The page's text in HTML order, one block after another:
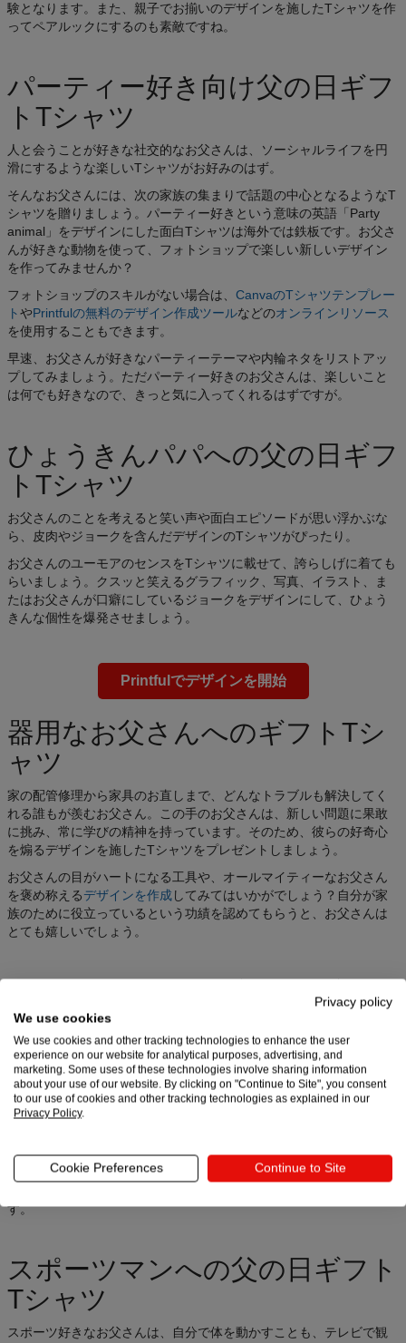
験となります。また、親子でお揃いのデザインを施したTシャツを作
ってペアルックにするのも素敵ですね。
パーティー好き向け父の日ギフ
トTシャツ
人と会うことが好きな社交的なお父さんは、ソーシャルライフを円
滑にするような楽しいTシャツがお好みのはず。
そんなお父さんには、次の家族の集まりで話題の中心となるようなT
シャツを贈りましょう。パーティー好きという意味の英語「Party
animal」をデザインにした面白Tシャツは海外では鉄板です。お父さ
んが好きな動物を使って、フォトショップで楽しい新しいデザイン
を作ってみませんか？
フォトショップのスキルがない場合は、 CanvaのTシャツテンプレー
トやPrintfulの無料のデザイン作成ツールなどのオンラインリソース
を使用することもできます。
早速、お父さんが好きなパーティーテーマや内輪ネタをリストアッ
プしてみましょう。ただパーティー好きのお父さんは、楽しいこと
は何でも好きなので、きっと気に入ってくれるはずですが。
ひょうきんパパへの父の日ギフ
トTシャツ
お父さんのことを考えると笑い声や面白エピソードが思い浮かぶな
ら、皮肉やジョークを含んだデザインのTシャツがぴったり。
お父さんのユーモアのセンスをTシャツに載せて、誇らしげに着ても
らいましょう。クスッと笑えるグラフィック、写真、イラスト、ま
たはお父さんが口癖にしているジョークをデザインにして、ひょう
きんな個性を爆発させましょう。
Printfulでデザインを開始
器用なお父さんへのギフトTシ
ャツ
家の配管修理から家具のお直しまで、どんなトラブルも解決してく
れる誰もが羨むお父さん。この手のお父さんは、新しい問題に果敢
に挑み、常に学びの精神を持っています。そのため、彼らの好奇心
を煽るデザインを施したTシャツをプレゼントしましょう。
お父さんの目がハートになる工具や、オールマイティーなお父さん
を褒め称えるデザインを作成してみてはいかがでしょう？自分が家
族のために役立っているという功績を認めてもらうと、お父さんは
とても嬉しいでしょう。
シングルパパへの父の日ギフト
Tシャツ
あまり注目されることのないシングルファザーのみなさんを、今年
の父の日こそフィーチャーしましょう。自分のための時間をほとん
ど持てない忙しいお父さんたちが、どれだけ努力をして、どれだけ
素晴らしいかを讃えるチャンスです。
ーヒーローのお父さんに思いっきりありがとうを伝えましょう。こ
こぞとばかりに感謝の気持ちをメッセージに込めて、あなたがどれ
す。
スポーツマンへの父の日ギフト
Tシャツ
スポーツ好きなお父さんは、自分で体を動かすことも、テレビで観
Privacy policy
We use cookies
We use cookies and other tracking technologies to enhance the user
experience on our website for analytical purposes, advertising, and
marketing. Some uses of these technologies involve sharing information
about your use of our website. By clicking on "Continue to Site", you consent
to our use of cookies and other tracking technologies as explained in our
Privacy Policy.
Cookie Preferences Continue to Site